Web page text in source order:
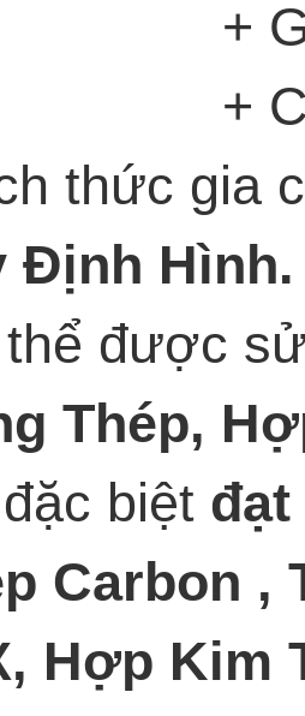
thức gia
Định Hình.
được
Thép,
biệt đạt
Carbon ,
Hợp Kim